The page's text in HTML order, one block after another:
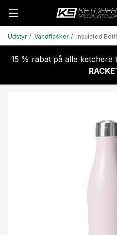
Udstyr Vandflasker Insulated
15 % rabat på alle ketchere